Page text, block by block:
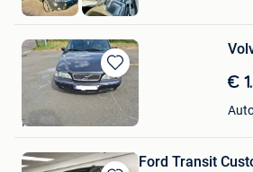
Binkom
Bewaren
in
Mijn
Favorieten
€
malvina
Kessel-Lo
Ford Transit